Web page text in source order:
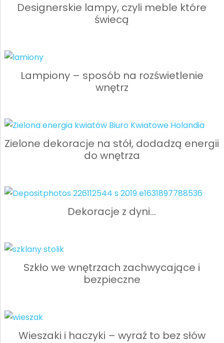
Designerskie lampy, czyli meble które
świecą
Lampiony – sposób na rozświetlenie
wnętrz
Zielone dekoracje na stół, dodadzą energii
do wnętrza
Dekoracje z dyni…
Szkło we wnętrzach zachwycające i
bezpieczne
Wieszaki i haczyki – wyraź to bez słów